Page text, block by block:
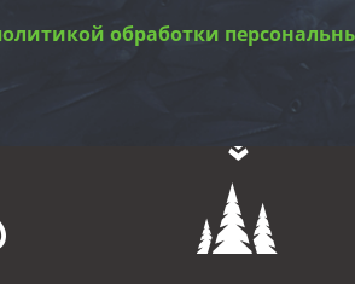
обработки